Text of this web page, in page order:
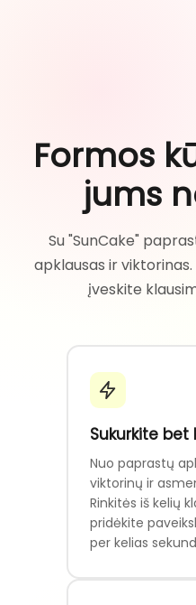
Formos
jums
Su "SunCake"
apklausas ir
įveskite
Sukurkite
Nuo paprastų
viktorinų ir
Rinkitės iš kelių
pridėkite
per kelias